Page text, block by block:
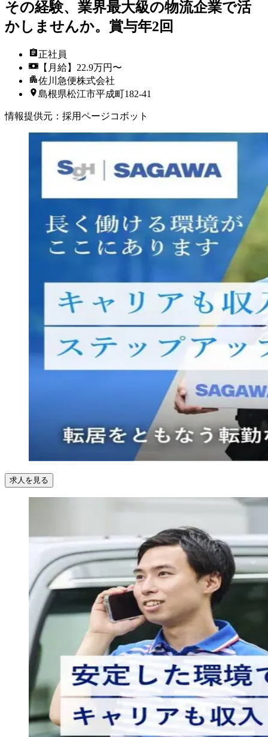
その経験、業界最大級の物流企業で活
かしませんか。賞与年2回
正社員
【月給】22.9万円〜
佐川急便株式会社
島根県松江市平成町182-41
情報提供元 ： 採用ページコボット
求人を見る